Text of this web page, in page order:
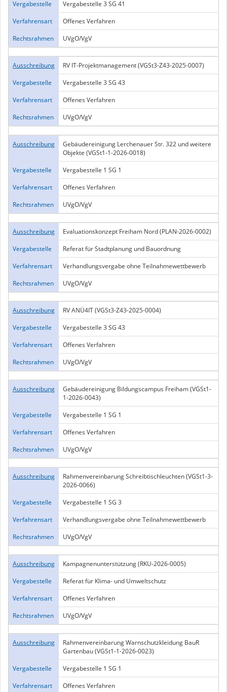
Vergabestelle
Vergabestelle 3 SG 41
Verfahrensart
Offenes Verfahren
Rechtsrahmen
UVgO/VgV
Ausschreibung
RV IT-Projektmanagement (VGSt3-Z43-2025-0007)
Vergabestelle
Vergabestelle 3 SG 43
Verfahrensart
Offenes Verfahren
Rechtsrahmen
UVgO/VgV
Ausschreibung
Gebäudereinigung Lerchenauer Str. 322 und weitere
Objekte (VGSt1-1-2026-0018)
Vergabestelle
Vergabestelle 1 SG 1
Verfahrensart
Offenes Verfahren
Rechtsrahmen
UVgO/VgV
Ausschreibung
Evaluationskonzept Freiham Nord (PLAN-2026-0002)
Vergabestelle
Referat für Stadtplanung und Bauordnung
Verfahrensart
Verhandlungsvergabe ohne Teilnahmewettbewerb
Rechtsrahmen
UVgO/VgV
Ausschreibung
RV ANÜ4IT (VGSt3-Z43-2025-0004)
Vergabestelle
Vergabestelle 3 SG 43
Verfahrensart
Offenes Verfahren
Rechtsrahmen
UVgO/VgV
Ausschreibung
Gebäudereinigung Bildungscampus Freiham (VGSt1-
1-2026-0043)
Vergabestelle
Vergabestelle 1 SG 1
Verfahrensart
Offenes Verfahren
Rechtsrahmen
UVgO/VgV
Ausschreibung
Rahmenvereinbarung Schreibtischleuchten (VGSt1-3-
2026-0066)
Vergabestelle
Vergabestelle 1 SG 3
Verfahrensart
Verhandlungsvergabe ohne Teilnahmewettbewerb
Rechtsrahmen
UVgO/VgV
Ausschreibung
Kampagnenunterstützung (RKU-2026-0005)
Vergabestelle
Referat für Klima- und Umweltschutz
Verfahrensart
Offenes Verfahren
Rechtsrahmen
UVgO/VgV
Ausschreibung
Rahmenvereinbarung Warnschutzkleidung BauR
Gartenbau (VGSt1-1-2026-0023)
Vergabestelle
Vergabestelle 1 SG 1
Verfahrensart
Offenes Verfahren